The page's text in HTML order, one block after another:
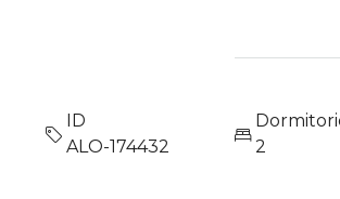
ID
ALO-174432
2